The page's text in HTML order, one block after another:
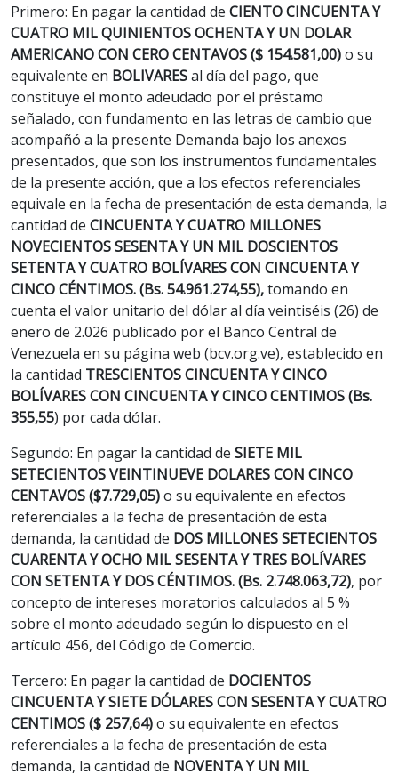
Primero: En pagar la cantidad de CIENTO CINCUENTA Y
CUATRO MIL QUINIENTOS OCHENTA Y UN DOLAR
AMERICANO CON CERO CENTAVOS ($ 154.581,00)o su
equivalente en BOLIVARESal día del pago, que
constituye el monto adeudado por el préstamo
señalado, con fundamento en las letras de cambio que
acompañó a la presente Demanda bajo los anexos
presentados, que son los instrumentos fundamentales
de la presente acción, que a los efectos referenciales
equivale en la fecha de presentación de esta demanda, la
cantidad de CINCUENTA Y CUATRO MILLONES
NOVECIENTOS SESENTA Y UN MIL DOSCIENTOS
SETENTA Y CUATRO BOLÍVARES CON CINCUENTA Y
CINCO CÉNTIMOS. (Bs. 54.961.274,55),tomando en
cuenta el valor unitario del dólar al día veintiséis (26) de
enero de 2.026 publicado por el Banco Central de
Venezuela en su página web (bcv.org.ve), establecido en
la cantidad TRESCIENTOS CINCUENTA Y CINCO
BOLÍVARES CON CINCUENTA Y CINCO CENTIMOS (Bs.
355,55) por cada dólar.
Segundo: En pagar la cantidad de SIETE MIL
SETECIENTOS VEINTINUEVE DOLARES CON CINCO
CENTAVOS ($7.729,05)o su equivalente en efectos
referenciales a la fecha de presentación de esta
demanda, la cantidad de DOS MILLONES SETECIENTOS
CUARENTA Y OCHO MIL SESENTA Y TRES BOLÍVARES
CON SETENTA Y DOS CÉNTIMOS. (Bs. 2.748.063,72), por
concepto de intereses moratorios calculados al 5 %
sobre el monto adeudado según lo dispuesto en el
artículo 456, del Código de Comercio.
Tercero: En pagar la cantidad de DOCIENTOS
CINCUENTA Y SIETE DÓLARES CON SESENTA Y CUATRO
CENTIMOS ($ 257,64)o su equivalente en efectos
referenciales a la fecha de presentación de esta
demanda, la cantidad de NOVENTA Y UN MIL